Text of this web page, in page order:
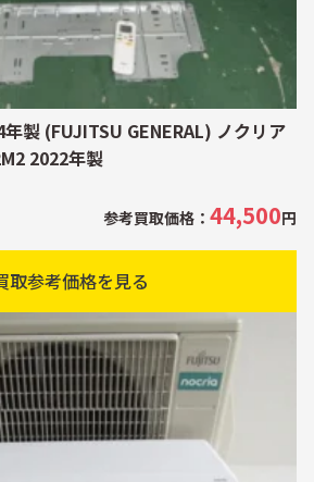
製 (FUJITSU GENERAL) ノクリア
2022年製
参考買取価格： 44,500円
取参考価格を見る